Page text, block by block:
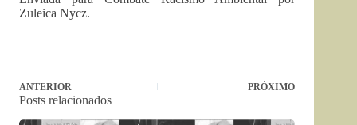
Zuleica Nycz.
ANTERIOR PRÓXIMO
Posts relacionados